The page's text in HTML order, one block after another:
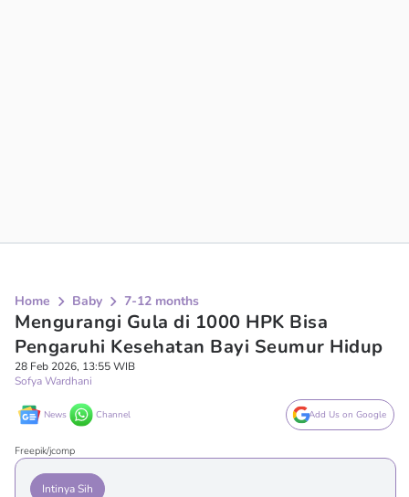
Home Baby 7-12 months
Mengurangi Gula di 1000 HPK Bisa
Pengaruhi Kesehatan Bayi Seumur Hidup
28 Feb 2026, 13:55 WIB
Sofya Wardhani
News Channel Add Us on Google
Freepik/jcomp
Intinya Sih